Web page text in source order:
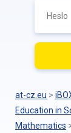
at-cz.eu >
Education in
Mathematics